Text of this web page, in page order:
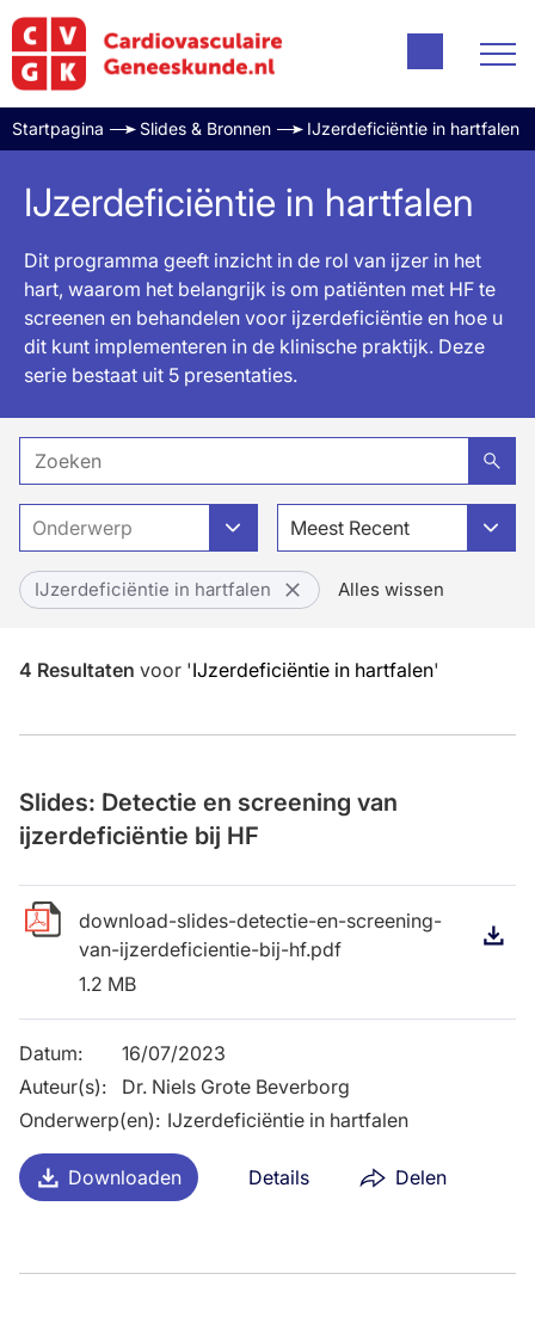
Startpagina Slides & Bronnen IJzerdeficiëntie in hartfalen
IJzerdeficiëntie in hartfalen
Dit programma geeft inzicht in de rol van ijzer in het
hart, waarom het belangrijk is om patiënten met HF te
screenen en behandelen voor ijzerdeficiëntie en hoe u
dit kunt implementeren in de klinische praktijk. Deze
serie bestaat uit 5 presentaties.
Onderwerp Meest Recent
IJzerdeficiëntie in hartfalen Alles wissen
4 Resultaten voor 'IJzerdeficiëntie in hartfalen'
Downloaden Details Delen
Slides: Detectie en screening van
ijzerdeficiëntie bij HF
download-slides-detectie-en-screening-
van-ijzerdeficientie-bij-hf.pdf
1.2 MB
Datum:
16/07/2023
Auteur(s):
Dr. Niels Grote Beverborg
Onderwerp(en): IJzerdeficiëntie in hartfalen